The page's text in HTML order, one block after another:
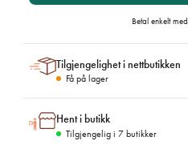
Betal enkelt med
Tilgjengelighet i nettbutikken
Få på lager
Hent i butikk
Tilgjengelig i 7butikker